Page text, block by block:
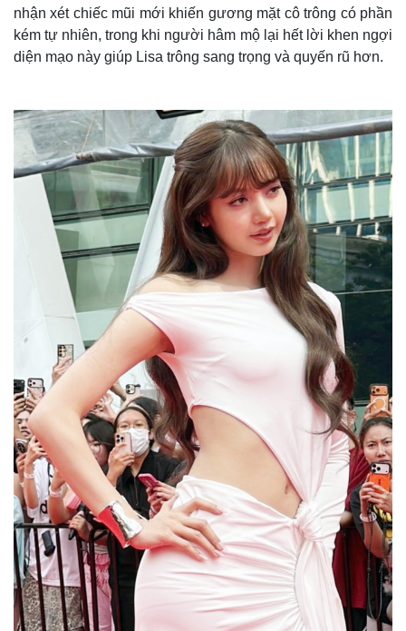
Thế giới
Quan sát
Cuộc sống đó đây
Hồ sơ
Multimedia
Infographic
nhận xét chiếc mũi mới khiến gương mặt cô trông có phần
kém tự nhiên, trong khi người hâm mộ lại hết lời khen ngợi
diện mạo này giúp Lisa trông sang trọng và quyến rũ hơn.